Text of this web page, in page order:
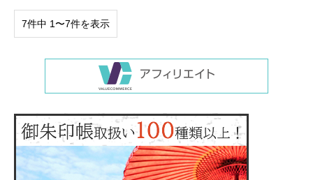
7件中 1〜7件を表示